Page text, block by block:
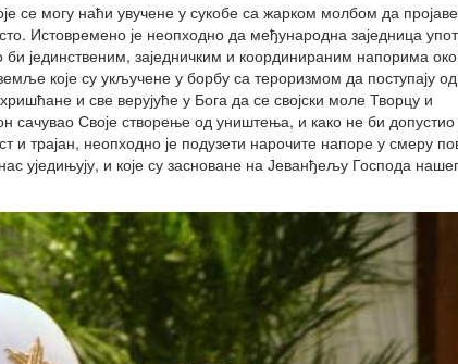
се могу наћи увучене у сукобе са жарком молбом да
Истовремено је неопходно да међународна заједница
би јединственим, заједничким и координираним напорима
које су укључене у борбу са тероризмом да поступају
и све верујуће у Бога да се својски моле Творцу и
сачувао Своје створење од уништења, и како не би допустио
и трајан, неопходно је подузети нарочите напоре у смеру
уједињују, и које су засноване на Јеванђељу Господа